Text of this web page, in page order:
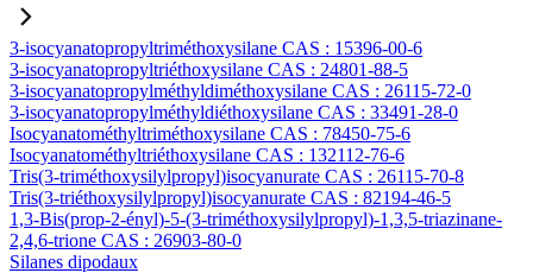
3-isocyanatopropyltriméthoxysilane CAS : 15396-00-6
3-isocyanatopropyltriéthoxysilane CAS : 24801-88-5
3-isocyanatopropylméthyldiméthoxysilane CAS : 26115-72-0
3-isocyanatopropylméthyldiéthoxysilane CAS : 33491-28-0
Isocyanatométhyltriméthoxysilane CAS : 78450-75-6
Isocyanatométhyltriéthoxysilane CAS : 132112-76-6
Tris(3-triméthoxysilylpropyl)isocyanurate CAS : 26115-70-8
Tris(3-triéthoxysilylpropyl)isocyanurate CAS : 82194-46-5
1,3-Bis(prop-2-ényl)-5-(3-triméthoxysilylpropyl)-1,3,5-triazinane-
2,4,6-trione CAS : 26903-80-0
Silanes dipodaux